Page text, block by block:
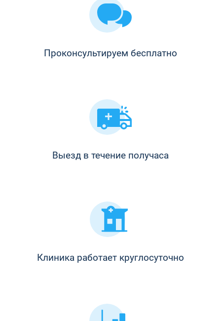
Проконсультируем бесплатно
Выезд в течение получаса
Клиника работает круглосуточно